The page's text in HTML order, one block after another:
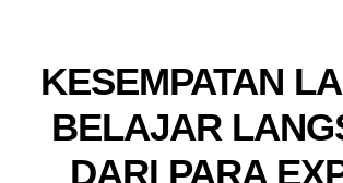
KESEMPATAN
BELAJAR
DARI PARA